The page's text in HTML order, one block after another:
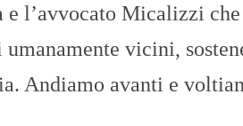
e l’avvocato Micalizzi
umanamente vicini,
Andiamo avanti e